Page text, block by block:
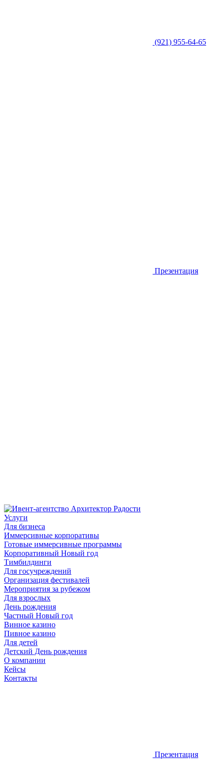
(921) 955-64-65
Презентация
Услуги
Для бизнеса
Иммерсивные корпоративы
Готовые иммерсивные программы
Корпоративный Новый год
Тимбилдинги
Для госучреждений
Организация фестивалей
Мероприятия за рубежом
Для взрослых
День рождения
Частный Новый год
Винное казино
Пивное казино
Для детей
Детский День рождения
О компании
Кейсы
Контакты
Презентация